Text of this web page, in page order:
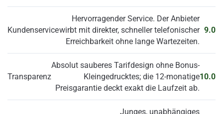
Kundenservice
Hervorragender Service. Der Anbieter
wirbt mit direkter, schneller telefonischer
Erreichbarkeit ohne lange Wartezeiten.
9.0
Transparenz
Absolut sauberes Tarifdesign ohne Bonus-
Kleingedrucktes; die 12-monatige
Preisgarantie deckt exakt die Laufzeit ab.
10.0
Junges, unabhängiges